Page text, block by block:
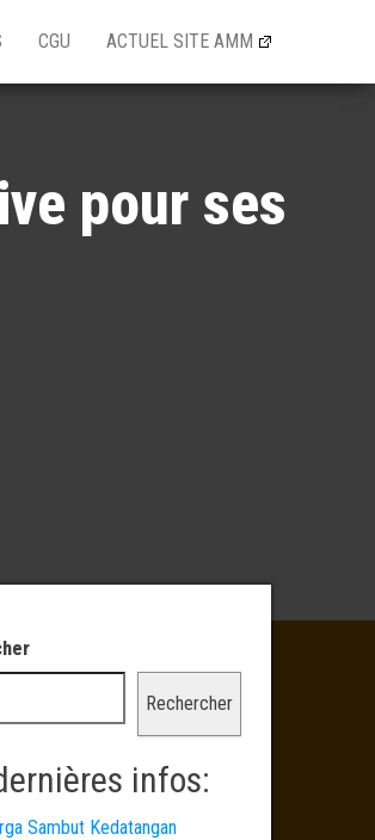
CGU ACTUEL SITE AMM
pour ses
Rechercher
infos:
Sambut Kedatangan